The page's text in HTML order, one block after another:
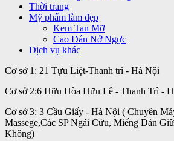
Thời trang
Mỹ phẩm làm đẹp
Kem Tan Mỡ
Cao Dán Nở Ngực
Dịch vụ khác
Cơ sở 1: 21 Tựu Liệt-Thanh trì - Hà Nội
Cơ sở 2:6 Hữu Hòa Hữu Lê - Thanh Trì -
Cơ sở 3: 3 Cầu Giấy - Hà Nội ( Chuyên
Massege,Các SP Ngải Cứu, Miếng Dán
Không)